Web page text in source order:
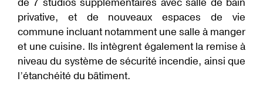
de 7 studios supplémentaires avec salle de bain
privative, et de nouveaux espaces de vie
commune incluant notamment une salle à manger
et une cuisine. Ils intègrent également la remise à
niveau du système de sécurité incendie, ainsi que
l’étanchéité du bâtiment.